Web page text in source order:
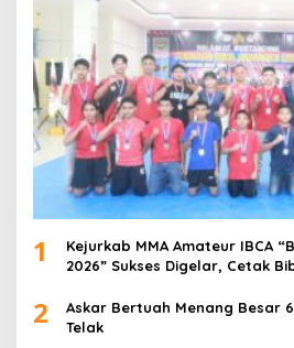
1
Kejurkab MMA Amateur IBCA
2026” Sukses Digelar, Cetak
2
Askar Bertuah Menang Besar
Telak